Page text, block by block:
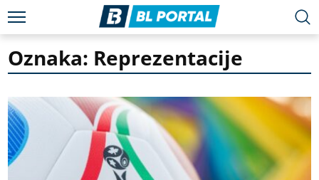
Oznaka: Reprezentacije